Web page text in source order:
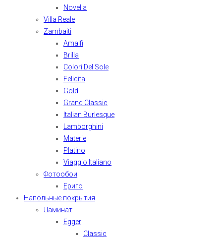
Novella
Villa Reale
Zambaiti
Amalfi
Brilla
Colori Del Sole
Felicita
Gold
Grand Classic
Italian Burlesque
Lamborghini
Materie
Platino
Viaggio Italiano
Фотообои
Ериго
Напольные покрытия
Ламинат
Egger
Classic